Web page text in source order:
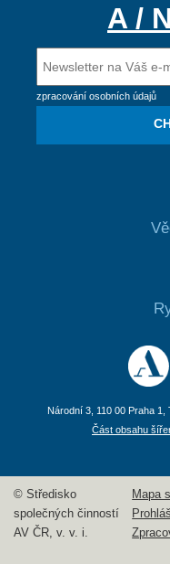
A /
zpracování osobních údajů
Národní 3, 110 00 Praha 1,
Část obsahu
© Středisko
společných činností
AV ČR, v. v. i.
Mapa